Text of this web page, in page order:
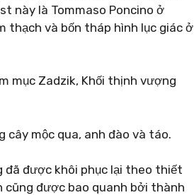
này là Tommaso Poncino ở
thạch và bốn tháp hình lục giác ở
mục Zadzik, Khối thịnh vượng
cây mộc qua, anh đào và táo.
đã được khôi phục lại theo thiết
cũng được bao quanh bởi thành